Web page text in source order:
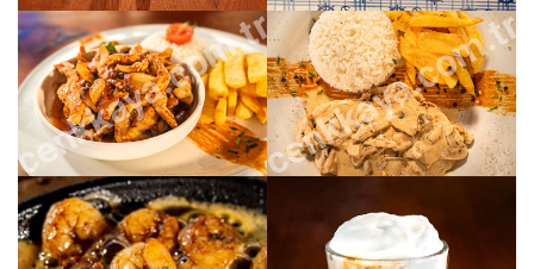
cenkkaya.com.trcenkkaya.com.tr